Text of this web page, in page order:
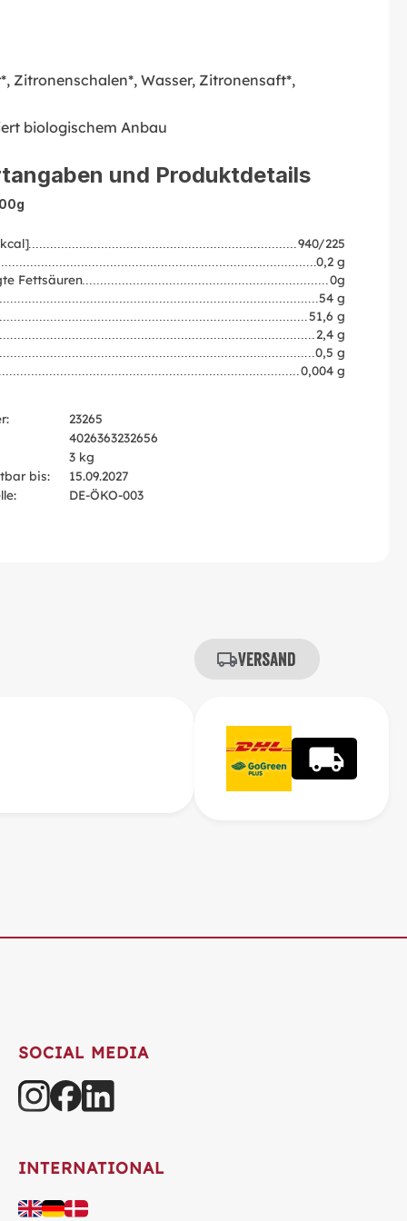
Zitronenschalen*, Wasser, Zitronensaft*,
biologischem Anbau
und Produktdetails
940/225
0,2 g
Fettsäuren
0g
54 g
51,6 g
2,4 g
0,5 g
0,004 g
23265
4026363232656
3 kg
bis:
15.09.2027
DE-ÖKO-003
Versand
SOCIAL MEDIA
INTERNATIONAL